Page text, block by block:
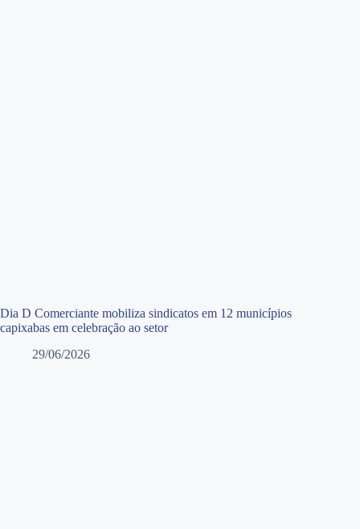
Dia D Comerciante mobiliza sindicatos em 12 municípios
capixabas em celebração ao setor
29/06/2026